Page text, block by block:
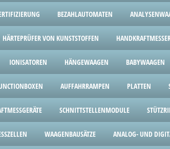
BEZAHLAUTOMATEN
HÄRTEPRÜFER VON KUNSTSTOFFEN
IONISATOREN HÄNGEWAAGEN BABYWAAGEN
AUFFAHRRAMPEN PLATTEN
SCHNITTSTELLENMODULE
WAAGENBAUSÄTZE ANALOG- UND